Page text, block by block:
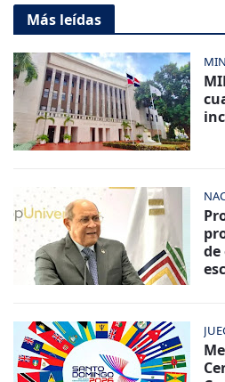
Más leídas
de